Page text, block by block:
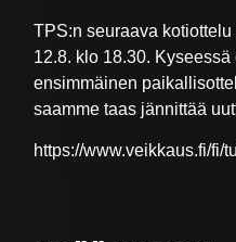
TPS:n seuraava
12.8. klo 18.30.
ensimmäinen
saamme taas jännittää
https://www.veikkaus.fi/fi/